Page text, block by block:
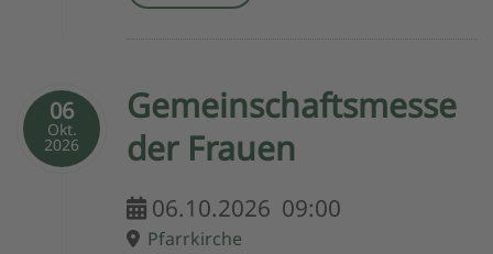
06
Okt.
2026
Gemeinschaftsmesse
der Frauen
06.10.2026 09:00
Pfarrkirche